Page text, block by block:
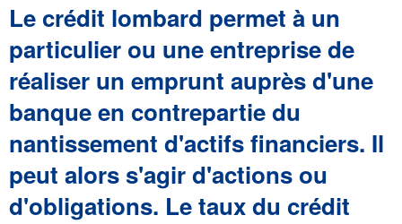
Le crédit lombard permet à un
particulier ou une entreprise de
réaliser un emprunt auprès d'une
banque en contrepartie du
nantissement d'actifs financiers. Il
peut alors s'agir d'actions ou
d'obligations. Le taux du crédit